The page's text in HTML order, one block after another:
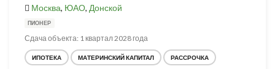
Москва, ЮАО, Донской
ПИОНЕР
Сдача объекта: 1 квартал 2028 года
ИПОТЕКА МАТЕРИНСКИЙ КАПИТАЛ РАССРОЧКА